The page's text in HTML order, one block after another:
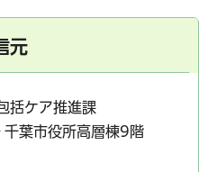
元
括ケア推進課
葉市役所高層棟9階